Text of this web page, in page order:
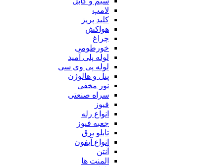
لامپ
کلید پریز
هواکش
چراغ
خورطومی
لوله پلی آمید
لوله پی وی سی
پنل و هالوژن
نور مخفی
سراه صنعتی
فیوز
انواع رله
جعبه فیوز
تابلو برق
انواع آیفون
آنتن
المنت ها